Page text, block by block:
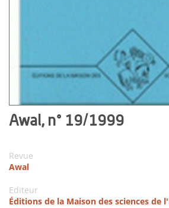
Awal, n° 19/1999
Revue
Awal
Editeur
Éditions de la Maison des sciences de